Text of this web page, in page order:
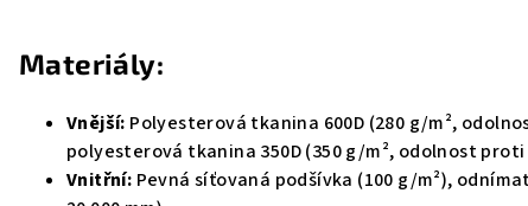
Materiály:
Vnější: Polyesterová tkanina 600D (280 g/m²,
polyesterová tkanina 350D (350 g/m², odolnost
Vnitřní: Pevná síťovaná podšívka (100 g/m²),